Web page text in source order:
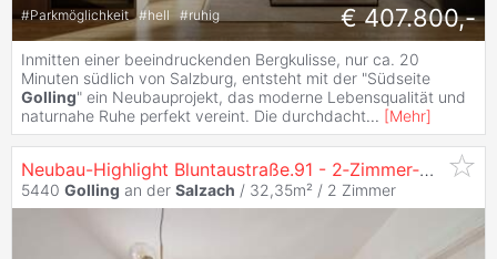
#Parkmöglichkeit #hell #ruhig € 407.800,-
Inmitten einer beeindruckenden Bergkulisse, nur ca. 20
Minuten südlich von Salzburg, entsteht mit der "Südseite
Golling" ein Neubauprojekt, das moderne Lebensqualität und
naturnahe Ruhe perfekt vereint. Die durchdacht... [Mehr]
Neubau-Highlight Bluntaustraße.91 - 2‑Zimmer‑Wohnung in
5440 Golling an der Salzach / 32,35m² / 2 Zimmer